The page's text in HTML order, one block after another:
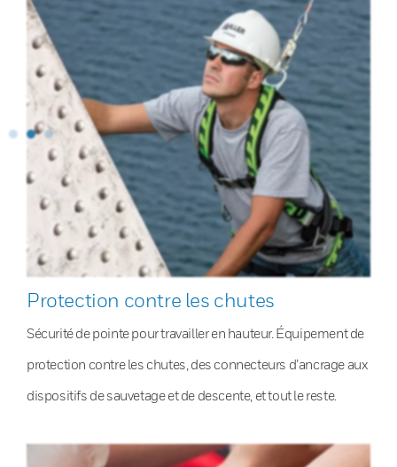
Protection contre les chutes
Sécurité de pointe pour travailler en hauteur. Équipement de
protection contre les chutes, des connecteurs d’ancrage aux
dispositifs de sauvetage et de descente, et tout le reste.